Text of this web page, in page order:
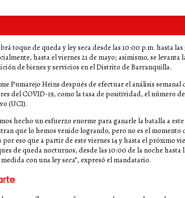
toque de queda y ley seca desde las 10:00 p.m. hasta
hasta el viernes 21 de mayo; asimismo, se
de bienes y servicios en el Distrito de Barranquilla.
Pumarejo Heins después de efectuar el análisis semanal
del COVID-19, como la tasa de positividad, el número
(UCI).
hecho un esfuerzo enorme para ganarle la batalla a
que lo hemos venido logrando, pero no es el momento
eso que a partir de este viernes 14 y hasta el próximo
de queda nocturnos, desde las 10:00 de la noche hasta
con una ley seca”, expresó el mandatario.